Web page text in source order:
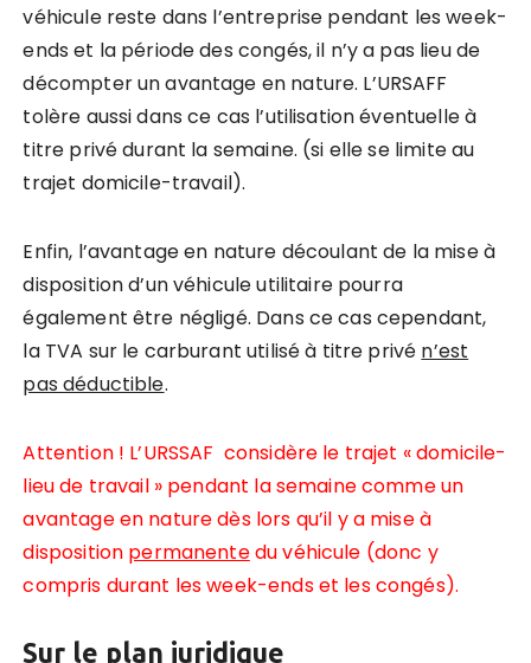
véhicule reste dans l’entreprise pendant les week-
ends et la période des congés, il n’y a pas lieu de
décompter un avantage en nature. L’URSAFF
tolère aussi dans ce cas l’utilisation éventuelle à
titre privé durant la semaine. (si elle se limite au
trajet domicile-travail).
Enfin, l’avantage en nature découlant de la mise à
disposition d’un véhicule utilitaire pourra
également être négligé. Dans ce cas cependant,
la TVA sur le carburant utilisé à titre privé n’est
pas déductible.
Attention ! L’URSSAF considère le trajet « domicile-
lieu de travail » pendant la semaine comme un
avantage en nature dès lors qu’il y a mise à
disposition permanentedu véhicule (donc y
compris durant les week-ends et les congés).
Sur le plan juridique